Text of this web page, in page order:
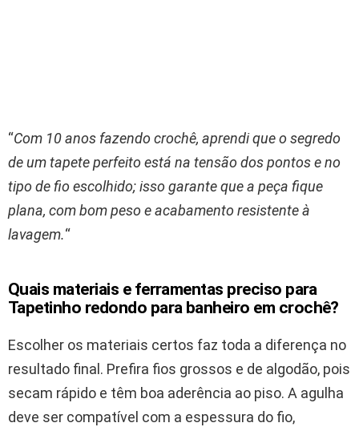
“Com 10 anos fazendo crochê, aprendi que o segredo
de um tapete perfeito está na tensão dos pontos e no
tipo de fio escolhido; isso garante que a peça fique
plana, com bom peso e acabamento resistente à
lavagem.“
Quais materiais e ferramentas preciso para
Tapetinho redondo para banheiro em crochê?
Escolher os materiais certos faz toda a diferença no
resultado final. Prefira fios grossos e de algodão, pois
secam rápido e têm boa aderência ao piso. A agulha
deve ser compatível com a espessura do fio,